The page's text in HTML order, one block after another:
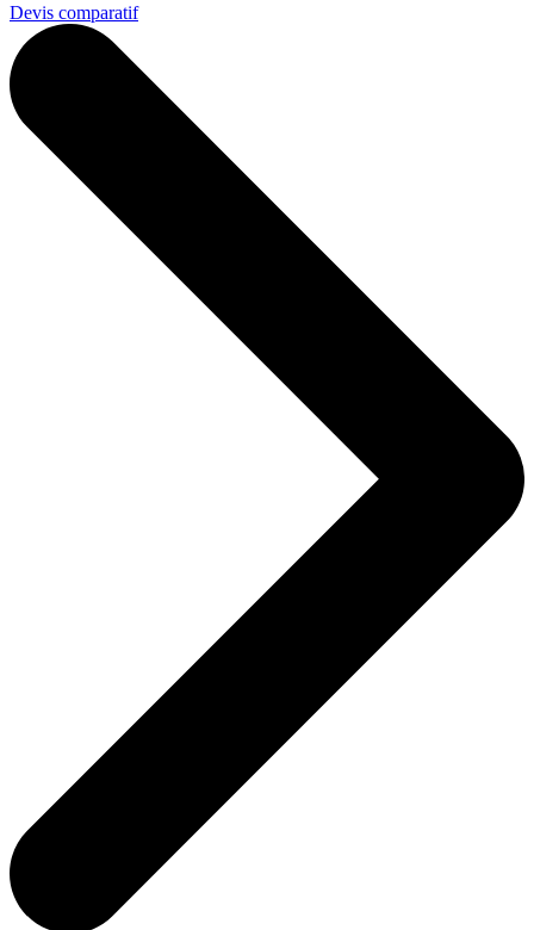
Devis comparatif